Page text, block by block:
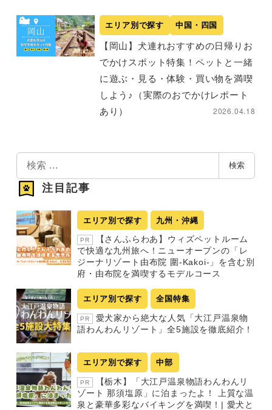
エリア別で探す 中国・四国
【岡山】犬連れおすすめの日帰りお
でかけスポット特集！ペットと一緒
に遊ぶ・見る・体験・買い物を満喫
しよう♪（実際のおでかけレポート
あり）
2026.04.18
検
索
検索
注目記事
エリア別で探す 九州・沖縄
PR
【さんふらわあ】ウィズペットルーム
で快適な九州旅へ！ニューオープンの「レ
ジーナリゾート由布院 圍-Kakoi-」を含む別
府・由布院を満喫するモデルコース
エリア別で探す 全国特集
PR
愛犬家から絶大な人気「大江戸温泉物
語わんわんリゾート」全5施設を徹底紹介！
エリア別で探す 中部
PR
【栃木】「大江戸温泉物語わんわんリ
ゾート 那須塩原」に泊まったよ！ 上質な温
泉と豪華多彩なバイキングを満喫！| 愛犬と